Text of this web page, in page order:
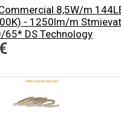
Commercial 8,5W/m
- 1250lm/m
65* DS Technology